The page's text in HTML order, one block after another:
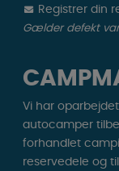
Registrer din
Gælder defekt
Vi har
autocamper
forhandlet
reservedele og